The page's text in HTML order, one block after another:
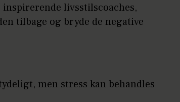
livsstilscoaches,
tilbage og bryde de negative
men stress kan behandles